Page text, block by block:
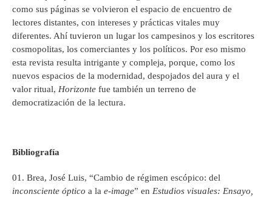
como sus páginas se volvieron el espacio de encuentro de
lectores distantes, con intereses y prácticas vitales muy
diferentes. Ahí tuvieron un lugar los campesinos y los escritores
cosmopolitas, los comerciantes y los políticos. Por eso mismo
esta revista resulta intrigante y compleja, porque, como los
nuevos espacios de la modernidad, despojados del aura y el
valor ritual, Horizonte fue también un terreno de
democratización de la lectura.
Bibliografía
Brea, José Luis, “Cambio de régimen escópico: del
inconsciente óptico a la e-image” en Estudios visuales: Ensayo,